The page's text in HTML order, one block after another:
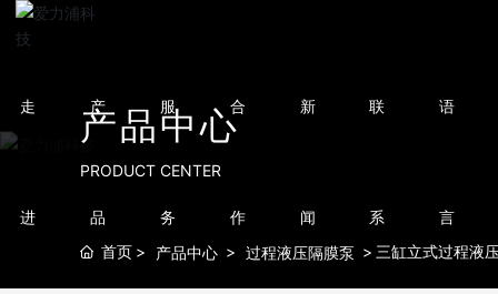
走
进
产
品
服
务
合
作
新
闻
联
系
语
言
产品中心
PRODUCT CENTER
首页 产品中心 过程液压隔膜泵 三缸立式过程液